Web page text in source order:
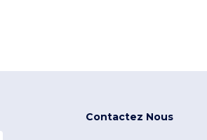
Contactez Nous